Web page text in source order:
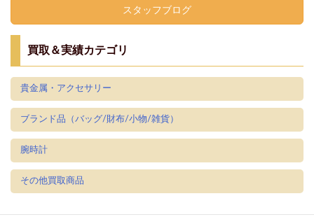
スタッフブログ
買取＆実績カテゴリ
貴金属・アクセサリー
ブランド品（バッグ/財布/小物/雑貨）
腕時計
その他買取商品